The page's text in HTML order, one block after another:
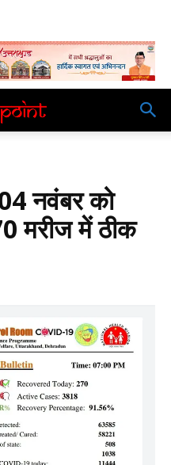
नवंबर को
मरीज में ठीक